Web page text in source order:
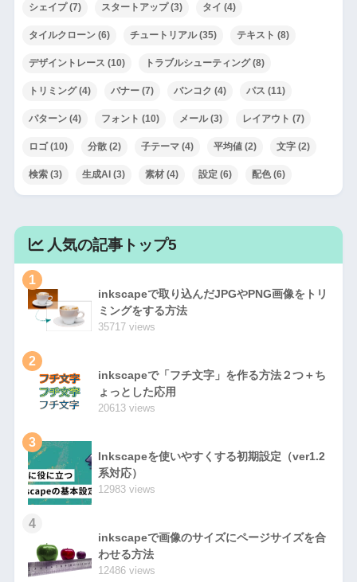
シェイプ(7) スタートアップ(3) タイ (4)
タイルクローン(6) チュートリアル(35) テキスト (8)
デザイントレース (10) トラブルシューティング(8)
トリミング(4) バナー(7) バンコク (4) パス (11)
パターン(4) フォント (10) メール(3) レイアウト (7)
ロゴ(10) 分散(2) 子テーマ(4) 平均値(2) 文字(2)
検索(3) 生成AI(3) 素材(4) 設定 (6) 配色(6)
人気の記事トップ5
1
inkscapeで取り込んだJPGやPNG画像をトリ
ミングをする方法
35717 views
2
inkscapeで「フチ文字」を作る方法２つ＋ち
ょっとした応用
20613 views
3
Inkscapeを使いやすくする初期設定（ver1.2
系対応）
12983 views
4
inkscapeで画像のサイズにページサイズを合
わせる方法
12486 views